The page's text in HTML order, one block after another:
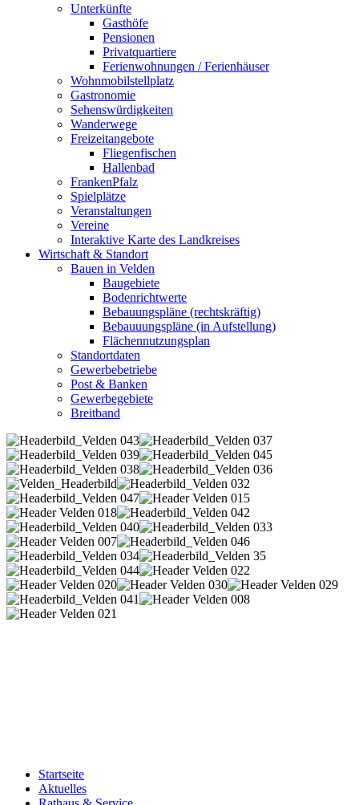
Unterkünfte
Gasthöfe
Pensionen
Privatquartiere
Ferienwohnungen / Ferienhäuser
Wohnmobilstellplatz
Gastronomie
Sehenswürdigkeiten
Wanderwege
Freizeitangebote
Fliegenfischen
Hallenbad
FrankenPfalz
Spielplätze
Veranstaltungen
Vereine
Interaktive Karte des Landkreises
Wirtschaft & Standort
Bauen in Velden
Baugebiete
Bodenrichtwerte
Bebauungspläne (rechtskräftig)
Bebauuungspläne (in Aufstellung)
Flächennutzungsplan
Standortdaten
Gewerbebetriebe
Post & Banken
Gewerbegebiete
Breitband
Startseite
Aktuelles